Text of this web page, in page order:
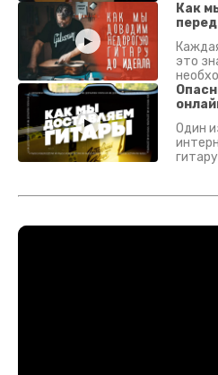
Как
это
Один
гитару